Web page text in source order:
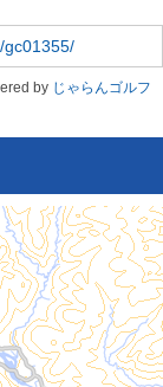
gc01355/
by じゃらんゴルフ